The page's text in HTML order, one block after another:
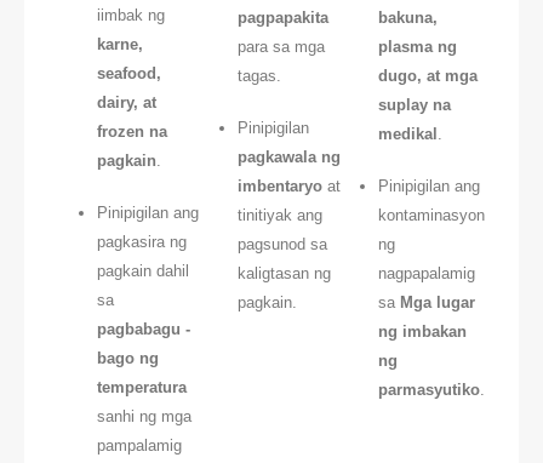
iimbak ng
karne,
seafood,
dairy, at
frozen na
pagkain.
Pinipigilan ang
pagkasira ng
pagkain dahil
sa
pagbabagu -
bago ng
temperatura
sanhi ng mga
pampalamig
pagpapakita
para sa mga
tagas.
Pinipigilan
pagkawala ng
imbentaryoat
tinitiyak ang
pagsunod sa
kaligtasan ng
pagkain.
bakuna,
plasma ng
dugo, at mga
suplay na
medikal .
Pinipigilan ang
kontaminasyon
ng
nagpapalamig
sa Mga lugar
ng imbakan
ng
parmasyutiko.